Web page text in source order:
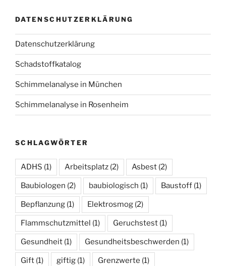
DATENSCHUTZERKLÄRUNG
Datenschutzerklärung
Schadstoffkatalog
Schimmelanalyse in München
Schimmelanalyse in Rosenheim
SCHLAGWÖRTER
ADHS (1) Arbeitsplatz (2) Asbest (2)
Baubiologen (2) baubiologisch (1) Baustoff (1)
Bepflanzung (1) Elektrosmog (2)
Flammschutzmittel (1) Geruchstest (1)
Gesundheit (1) Gesundheitsbeschwerden (1)
Gift (1) giftig (1) Grenzwerte (1)